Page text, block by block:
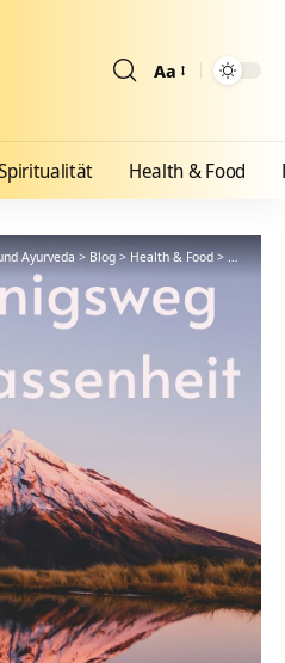
Aa
Health & Food
Ayurveda>Blog>Health & Food>Ayurveda